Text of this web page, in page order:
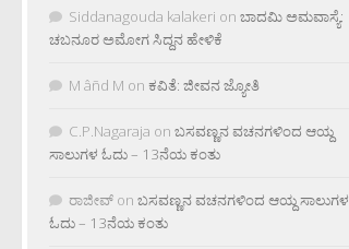
Siddanagouda kalakeri on ಬಾದಮಿ ಅಮವಾಸ್ಯೆ:
ಚಬನೂರ ಅಮೋಗ ಸಿದ್ದನ ಹೇಳಿಕೆ
M âñd M on ಕವಿತೆ: ಜೀವನ ಜ್ಯೋತಿ
C.P.Nagaraja on ಬಸವಣ್ಣನ ವಚನಗಳಿಂದ ಆಯ್ದ
ಸಾಲುಗಳ ಓದು – 13ನೆಯ ಕಂತು
ರಾಜೀವ್ on ಬಸವಣ್ಣನ ವಚನಗಳಿಂದ ಆಯ್ದ ಸಾಲುಗಳ
ಓದು – 13ನೆಯ ಕಂತು